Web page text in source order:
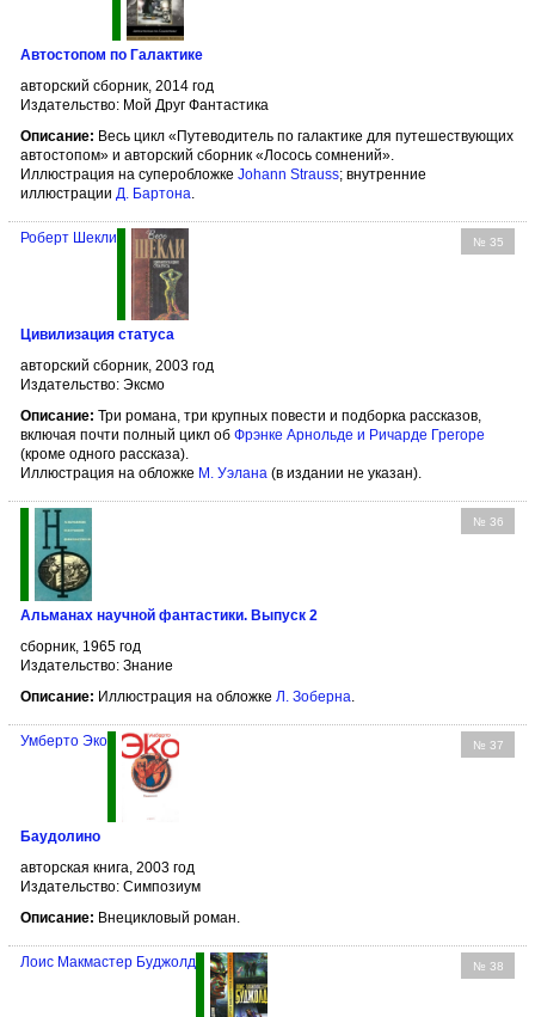
Автостопом по Галактике
авторский сборник, 2014 год
Издательство: Мой Друг Фантастика
Описание: Весь цикл «Путеводитель по галактике для путешествующих
автостопом» и авторский сборник «Лосось сомнений».
Иллюстрация на суперобложке Johann Strauss; внутренние
иллюстрации Д. Бартона
№ 35
Роберт Шекли
Цивилизация статуса
авторский сборник, 2003 год
Издательство: Эксмо
Описание: Три романа, три крупных повести и подборка рассказов,
включая почти полный цикл об Фрэнке Арнольде и Ричарде Грегоре
(кроме одного рассказа).
Иллюстрация на обложке М. Уэлана (в издании не указан).
№ 36
Альманах научной фантастики. Выпуск 2
сборник, 1965 год
Издательство: Знание
Описание: Иллюстрация на обложке Л. Зоберна.
№ 37
Умберто Эко
Баудолино
авторская книга, 2003 год
Издательство: Симпозиум
Описание: Внецикловый роман.
№ 38
Лоис Макмастер Буджолд